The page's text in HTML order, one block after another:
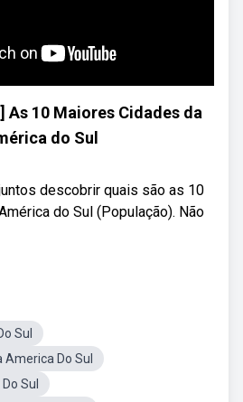
As 10 Maiores Cidades da
do Sul
descobrir quais são as 10
do Sul (População). Não
Sul
America Do Sul
Sul